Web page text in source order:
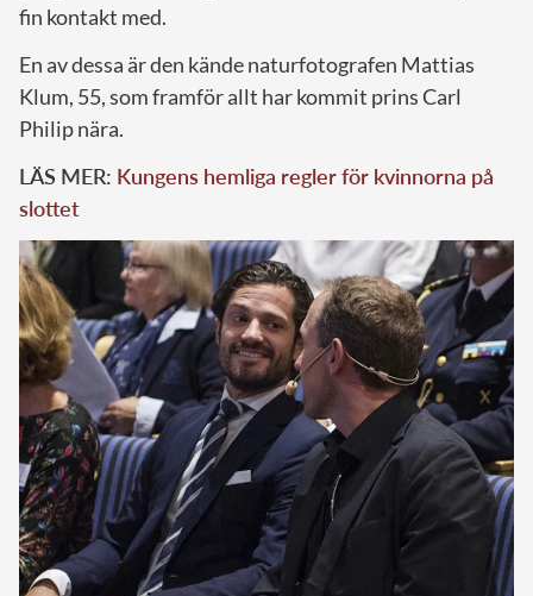
fin kontakt med.
En av dessa är den kände naturfotografen Mattias
Klum, 55, som framför allt har kommit prins Carl
Philip nära.
LÄS MER: Kungens hemliga regler för kvinnorna på
slottet